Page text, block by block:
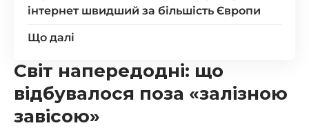
інтернет швидший за більшість Європи
Що далі
Світ напередодні: що
відбувалося поза «залізною
завісою»